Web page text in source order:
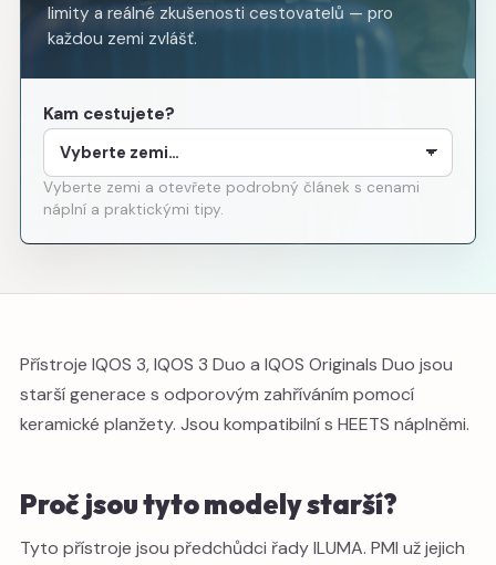
limity a reálné zkušenosti cestovatelů — pro
každou zemi zvlášť.
Kam cestujete?
Vyberte zemi a otevřete podrobný článek s cenami
náplní a praktickými tipy.
Přístroje IQOS 3, IQOS 3 Duo a IQOS Originals Duo jsou
starší generace s odporovým zahříváním pomocí
keramické planžety. Jsou kompatibilní s HEETS náplněmi.
Proč jsou tyto modely starší?
Tyto přístroje jsou předchůdci řady ILUMA. PMI už jejich